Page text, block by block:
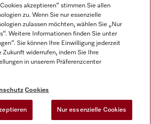
Dienste
akzeptieren“ stimmen Sie allen
zu. Wenn Sie nur essenzielle
zulassen möchten, wählen Sie „Nur
Weitere Informationen finden Sie unter
Sie können Ihre Einwilligung jederzeit
Zukunft widerrufen, indem Sie Ihre
in unserem Präferenzcenter
Cookies
Nur essenzielle Cookies